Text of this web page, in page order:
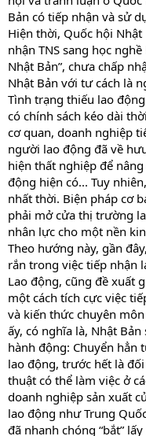
Bản có tiếp nhận và sử
Hiện thời, Quốc hội
nhận TNS sang học
Nhật Bản”, chưa chấp
Nhật Bản với tư cách là
Tình trạng thiếu lao
có chính sách kéo dài
cơ quan, doanh nghiệp
người lao động đã về
hiện thất nghiệp để
động hiện có... Tuy
nhất thời. Biện pháp cơ
phải mở cửa thị trường
nhân lực cho một nền
Theo hướng này, gần
rắn trong việc tiếp nhận
Lao động, cũng đề xuất
một cách tích cực việc
và kiến thức chuyên
ấy, có nghĩa là, Nhật
hành động: Chuyển hẳn
lao động, trước hết là
thuật có thể làm việc ở
doanh nghiệp sản xuất
lao động như Trung
đã nhanh chóng “bắt”